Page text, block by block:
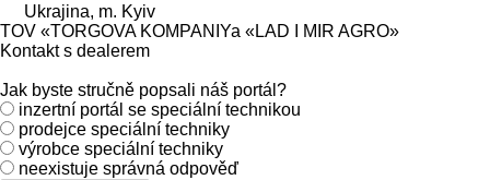
Ukrajina, m. Kyiv
TOV «TORGOVA KOMPANIYa «LAD I MIR AGRO»
Kontakt s dealerem
Jak byste stručně popsali náš portál?
inzertní portál se speciální technikou
prodejce speciální techniky
výrobce speciální techniky
neexistuje správná odpověď